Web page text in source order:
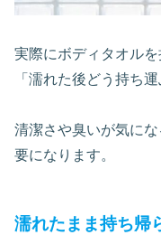
実際にボディタオル
「濡れた後どう持ち運
清潔さや臭いが気に
要になります。
濡れたまま持ち帰